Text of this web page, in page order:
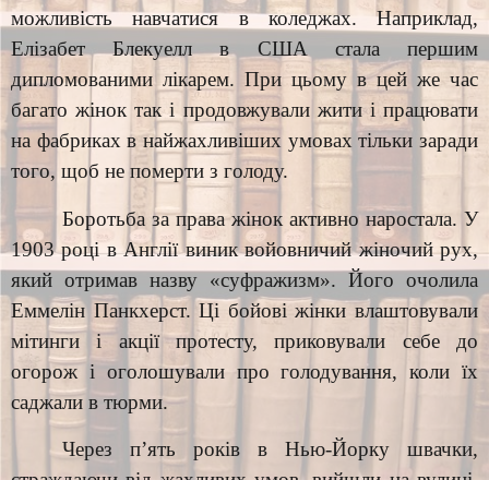
можливість навчатися в коледжах. Наприклад,
Елізабет Блекуелл в США стала першим
дипломованими лікарем. При цьому в цей же час
багато жінок так і продовжували жити і працювати
на фабриках в найжахливіших умовах тільки заради
того, щоб не померти з голоду.
Боротьба за права жінок активно наростала. У
1903 році в Англії виник войовничий жіночий рух,
який отримав назву «суфражизм». Його очолила
Еммелін Панкхерст. Ці бойові жінки влаштовували
мітинги і акції протесту, приковували себе до
огорож і оголошували про голодування, коли їх
саджали в тюрми.
Через п’ять років в Нью-Йорку швачки,